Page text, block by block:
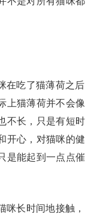
在吃了猫薄荷之后
上猫薄荷并不会像
不长，只是有短时
开心，对猫咪的健
是能起到一点点催
咪长时间地接触，